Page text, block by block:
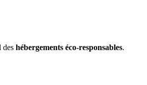
des hébergements éco-responsables.